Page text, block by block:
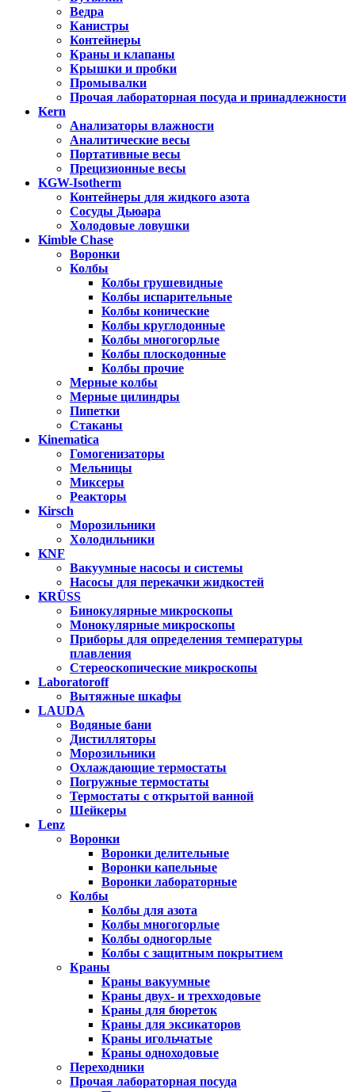
Ведра
Канистры
Контейнеры
Краны и клапаны
Крышки и пробки
Промывалки
Прочая лабораторная посуда и принадлежности
Kern
Анализаторы влажности
Аналитические весы
Портативные весы
Прецизионные весы
KGW-Isotherm
Контейнеры для жидкого азота
Сосуды Дьюара
Холодовые ловушки
Kimble Chase
Воронки
Колбы
Колбы грушевидные
Колбы испарительные
Колбы конические
Колбы круглодонные
Колбы многогорлые
Колбы плоскодонные
Колбы прочие
Мерные колбы
Мерные цилиндры
Пипетки
Стаканы
Kinematica
Гомогенизаторы
Мельницы
Миксеры
Реакторы
Kirsch
Морозильники
Холодильники
KNF
Вакуумные насосы и системы
Насосы для перекачки жидкостей
KRÜSS
Бинокулярные микроскопы
Монокулярные микроскопы
Приборы для определения температуры
плавления
Стереоскопические микроскопы
Laboratoroff
Вытяжные шкафы
LAUDA
Водяные бани
Дистилляторы
Морозильники
Охлаждающие термостаты
Погружные термостаты
Термостаты с открытой ванной
Шейкеры
Lenz
Воронки
Воронки делительные
Воронки капельные
Воронки лабораторные
Колбы
Колбы для азота
Колбы многогорлые
Колбы одногорлые
Колбы с защитным покрытием
Краны
Краны вакуумные
Краны двух- и трехходовые
Краны для бюреток
Краны для эксикаторов
Краны игольчатые
Краны одноходовые
Переходники
Прочая лабораторная посуда